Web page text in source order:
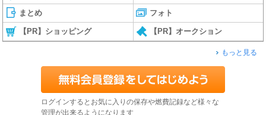
まとめ フォト
【PR】ショッピング 【PR】オークション
もっと見る
ログインするとお気に入りの保存や燃費記録など様々な
管理が出来るようになります